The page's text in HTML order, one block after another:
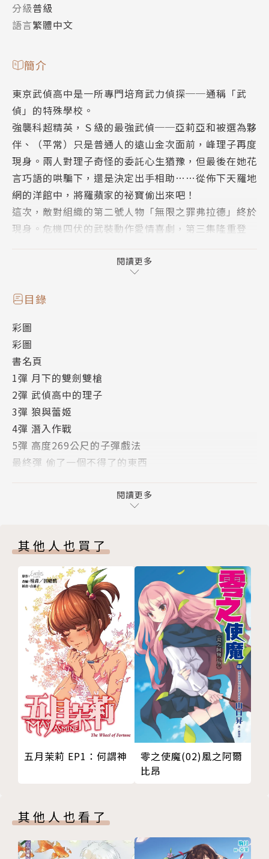
分級普級
語言繁體中文
簡介
東京武偵高中是一所專門培育武力偵探──通稱「武
偵」的特殊學校。
強襲科超精英，Ｓ級的最強武偵──亞莉亞和被選為夥
伴、（平常）只是普通人的遠山金次面前，峰理子再度
現身。兩人對理子奇怪的委託心生猶豫，但最後在她花
言巧語的哄騙下，還是決定出手相助……從佈下天羅地
網的洋館中，將羅蘋家的祕寶偷出來吧！
這次，敵對組織的第二號人物「無限之罪弗拉德」終於
現身。危機四伏的武裝動作愛情喜劇，第三集隆重登
赤松中學（Chugaku Akamatsu）
家。
以SF冒險小說《宙士羅德！》一書，獲得第3屆MF文
庫J輕小說新人獎優秀獎。
《緋彈的亞莉亞》是該作家的第二部系列作品。
閱讀更多
目錄
彩圖
彩圖
書名頁
1彈 月下的雙劍雙槍
2彈 武偵高中的理子
3彈 狼與蕾姬
4彈 潛入作戰
5彈 高度269公尺的子彈戲法
最終彈 偷了一個不得了的東西
閱讀更多
其他人也買了
五月茉莉 EP1：何謂神
零之使魔(02)風之阿爾
比昂
其他人也看了